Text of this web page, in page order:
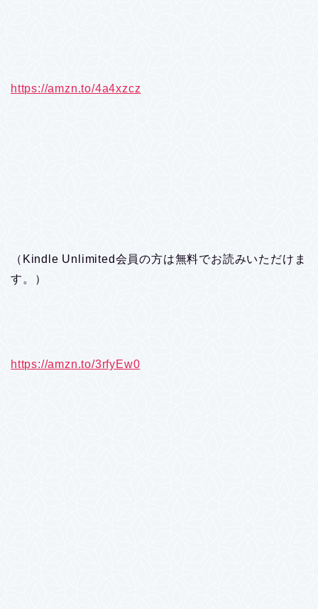
https://amzn.to/4a4xzcz
（Kindle Unlimited会員の方は無料でお読みいただけま
す。）
https://amzn.to/3rfyEw0